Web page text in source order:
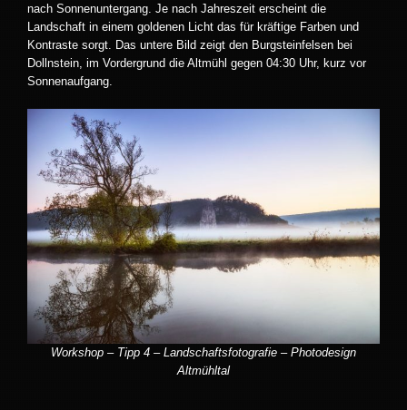
nach Sonnenuntergang. Je nach Jahreszeit erscheint die
Landschaft in einem goldenen Licht das für kräftige Farben und
Kontraste sorgt. Das untere Bild zeigt den Burgsteinfelsen bei
Dollnstein, im Vordergrund die Altmühl gegen 04:30 Uhr, kurz vor
Sonnenaufgang.
Workshop – Tipp 4 – Landschaftsfotografie – Photodesign
Altmühltal